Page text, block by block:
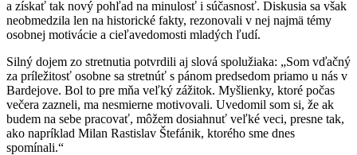
a získať tak nový pohľad na minulosť i súčasnosť. Diskusia sa však
neobmedzila len na historické fakty, rezonovali v nej najmä témy
osobnej motivácie a cieľavedomosti mladých ľudí.
Silný dojem zo stretnutia potvrdili aj slová spolužiaka: „Som vďačný
za príležitosť osobne sa stretnúť s pánom predsedom priamo u nás v
Bardejove. Bol to pre mňa veľký zážitok. Myšlienky, ktoré počas
večera zazneli, ma nesmierne motivovali. Uvedomil som si, že ak
budem na sebe pracovať, môžem dosiahnuť veľké veci, presne tak,
ako napríklad Milan Rastislav Štefánik, ktorého sme dnes
spomínali.“